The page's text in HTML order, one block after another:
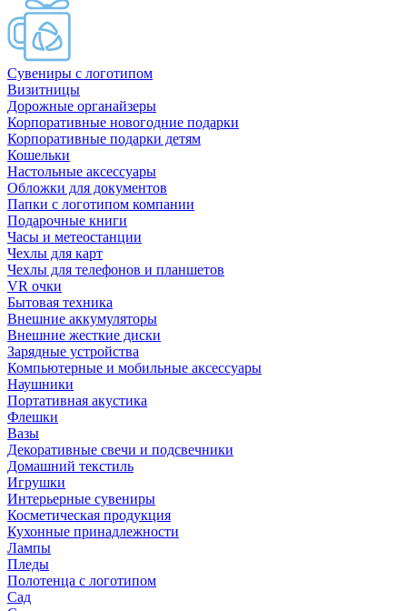
Сувениры с логотипом
Визитницы
Дорожные органайзеры
Корпоративные новогодние подарки
Корпоративные подарки детям
Кошельки
Настольные аксессуары
Обложки для документов
Папки с логотипом компании
Подарочные книги
Часы и метеостанции
Чехлы для карт
Чехлы для телефонов и планшетов
VR очки
Бытовая техника
Внешние аккумуляторы
Внешние жесткие диски
Зарядные устройства
Компьютерные и мобильные аксессуары
Наушники
Портативная акустика
Флешки
Вазы
Декоративные свечи и подсвечники
Домашний текстиль
Игрушки
Интерьерные сувениры
Косметическая продукция
Кухонные принадлежности
Лампы
Пледы
Полотенца с логотипом
Сад